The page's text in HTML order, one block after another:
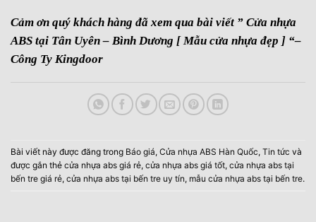
Cảm ơn quý khách hàng đã xem qua bài viết ” Cửa nhựa
ABS tại Tân Uyên – Bình Dương [ Mẫu cửa nhựa đẹp ] “–
Công Ty Kingdoor
Bài viết này được đăng trong Báo giá, Cửa nhựa ABS Hàn Quốc, Tin tức và
được gắn thẻ cửa nhựa abs giá rẻ, cửa nhựa abs giá tốt, cửa nhựa abs tại
bến tre giá rẻ, cửa nhựa abs tại bến tre uy tín, mẫu cửa nhựa abs tại bến tre.